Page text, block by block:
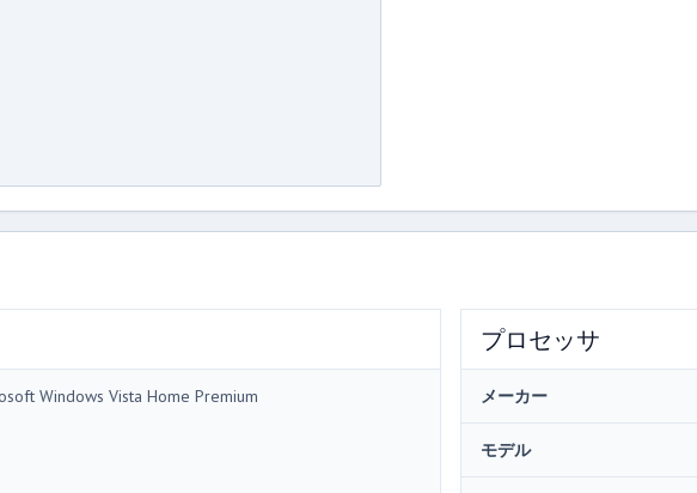
Windows Vista Home Premium
プロセッサ
メーカー
モデル